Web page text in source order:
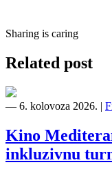
Sharing is caring
Related post
― 6. kolovoza 2026. |
Kino
inkluzivnu